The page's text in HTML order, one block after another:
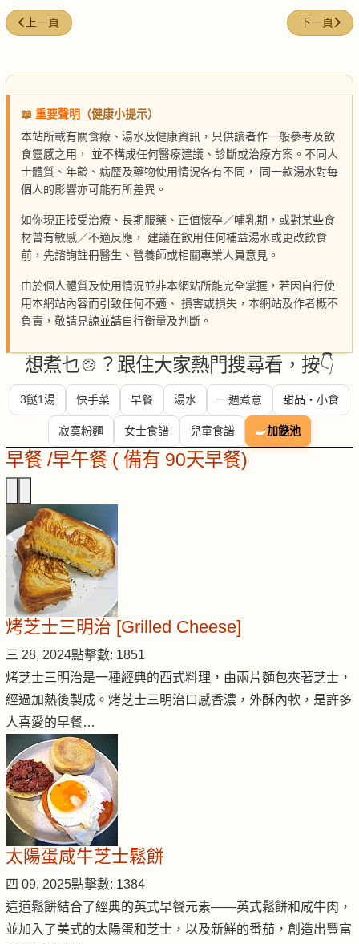
上一篇文章: 燕窩燉魚膠
上一頁 下一篇文章
下一頁
📖 重要聲明
（健康小提示）
本站所載有關食療、湯水及健康資訊，只供讀者作一般參考及飲
食靈感之用， 並不構成任何醫療建議、診斷或治療方案。不同人
士體質、年齡、病歷及藥物使用情況各有不同， 同一款湯水對每
個人的影響亦可能有所差異。
如你現正接受治療、長期服藥、正值懷孕／哺乳期，或對某些食
材曾有敏感／不適反應， 建議在飲用任何補益湯水或更改飲食
前，先諮詢註冊醫生、營養師或相關專業人員意見。
由於個人體質及使用情況並非本網站所能完全掌握，若因自行使
用本網站內容而引致任何不適、 損害或損失，本網站及作者概不
負責，敬請見諒並請自行衡量及判斷。
想煮乜🍲？跟住大家熱門搜尋看，按👇
3餸1湯 快手菜 早餐 湯水 一週煮意 甜品・小食
寂寞粉麵 女士食譜 兒童食譜 🍳加餸池
早餐 /早午餐 ( 備有 90天早餐)
烤芝士三明治 [Grilled Cheese]
三 28, 2024點擊數: 1851
烤芝士三明治是一種經典的西式料理，由兩片麵包夾著芝士，
經過加熱後製成。烤芝士三明治口感香濃，外酥內軟，是許多
人喜愛的早餐…
太陽蛋咸牛芝士鬆餅
四 09, 2025點擊數: 1384
這道鬆餅結合了經典的英式早餐元素——英式鬆餅和咸牛肉，
並加入了美式的太陽蛋和芝士，以及新鮮的番茄，創造出豐富